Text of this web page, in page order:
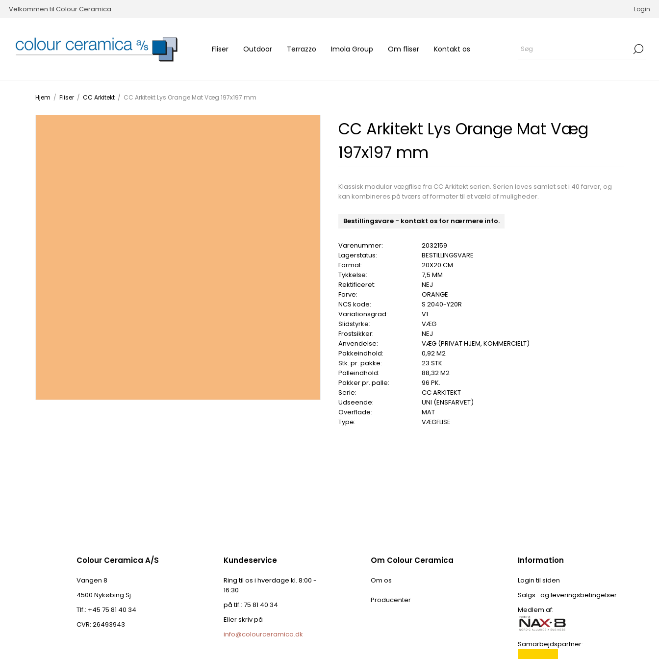
Velkommen til Colour Ceramica Login
Fliser Outdoor Terrazzo Imola Group Om fliser Kontakt os
Hjem / Fliser / CC Arkitekt / CC Arkitekt Lys Orange Mat Væg 197x197 mm
CC Arkitekt Lys Orange Mat Væg
197x197 mm
Klassisk modular vægflise fra CC Arkitekt serien. Serien laves samlet set i 40 farver, og
kan kombineres på tværs af formater til et væld af muligheder.
Bestillingsvare - kontakt os for nærmere info.
Varenummer:
2032159
Lagerstatus:
BESTILLINGSVARE
Format:
20X20 CM
Tykkelse:
7,5 MM
Rektificeret:
NEJ
Farve:
ORANGE
NCS kode:
S 2040-Y20R
Variationsgrad:
V1
Slidstyrke:
VÆG
Frostsikker:
NEJ
Anvendelse:
VÆG (PRIVAT HJEM, KOMMERCIELT)
Pakkeindhold:
0,92 M2
Stk. pr. pakke:
23 STK.
Palleindhold:
88,32 M2
Pakker pr. palle:
96 PK.
Serie:
CC ARKITEKT
Udseende:
UNI (ENSFARVET)
Overflade:
MAT
Type:
VÆGFLISE
Colour Ceramica A/S
Vangen 8
4500 Nykøbing Sj.
Tlf.: +45 75 81 40 34
CVR: 26493943
Kundeservice
Ring til os i hverdage kl. 8:00 -
16:30
på tlf.: 75 81 40 34
Eller skriv på
info@colourceramica.dk
Om Colour Ceramica
Om os
Producenter
Information
Login til siden
Salgs- og leveringsbetingelser
Medlem af:
Samarbejdspartner: